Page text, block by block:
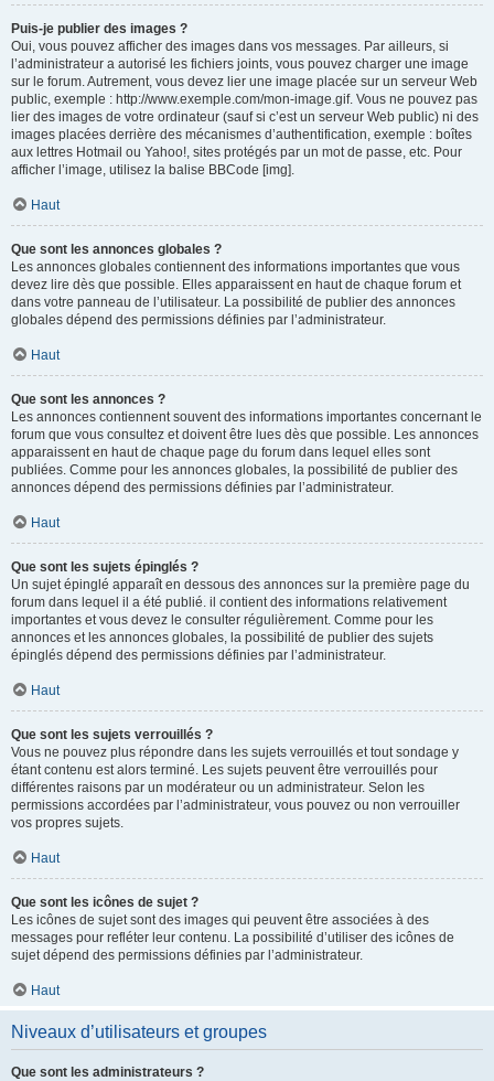
Puis-je publier des images ?
Oui, vous pouvez afficher des images dans vos messages. Par ailleurs, si
l’administrateur a autorisé les fichiers joints, vous pouvez charger une image
sur le forum. Autrement, vous devez lier une image placée sur un serveur Web
public, exemple : http://www.exemple.com/mon-image.gif. Vous ne pouvez pas
lier des images de votre ordinateur (sauf si c’est un serveur Web public) ni des
images placées derrière des mécanismes d’authentification, exemple : boîtes
aux lettres Hotmail ou Yahoo!, sites protégés par un mot de passe, etc. Pour
afficher l’image, utilisez la balise BBCode [img].
Haut
Que sont les annonces globales ?
Les annonces globales contiennent des informations importantes que vous
devez lire dès que possible. Elles apparaissent en haut de chaque forum et
dans votre panneau de l’utilisateur. La possibilité de publier des annonces
globales dépend des permissions définies par l’administrateur.
Haut
Que sont les annonces ?
Les annonces contiennent souvent des informations importantes concernant le
forum que vous consultez et doivent être lues dès que possible. Les annonces
apparaissent en haut de chaque page du forum dans lequel elles sont
publiées. Comme pour les annonces globales, la possibilité de publier des
annonces dépend des permissions définies par l’administrateur.
Haut
Que sont les sujets épinglés ?
Un sujet épinglé apparaît en dessous des annonces sur la première page du
forum dans lequel il a été publié. il contient des informations relativement
importantes et vous devez le consulter régulièrement. Comme pour les
annonces et les annonces globales, la possibilité de publier des sujets
épinglés dépend des permissions définies par l’administrateur.
Haut
Que sont les sujets verrouillés ?
Vous ne pouvez plus répondre dans les sujets verrouillés et tout sondage y
étant contenu est alors terminé. Les sujets peuvent être verrouillés pour
différentes raisons par un modérateur ou un administrateur. Selon les
permissions accordées par l’administrateur, vous pouvez ou non verrouiller
vos propres sujets.
Haut
Que sont les icônes de sujet ?
Les icônes de sujet sont des images qui peuvent être associées à des
messages pour refléter leur contenu. La possibilité d’utiliser des icônes de
sujet dépend des permissions définies par l’administrateur.
Haut
Niveaux d’utilisateurs et groupes
Que sont les administrateurs ?